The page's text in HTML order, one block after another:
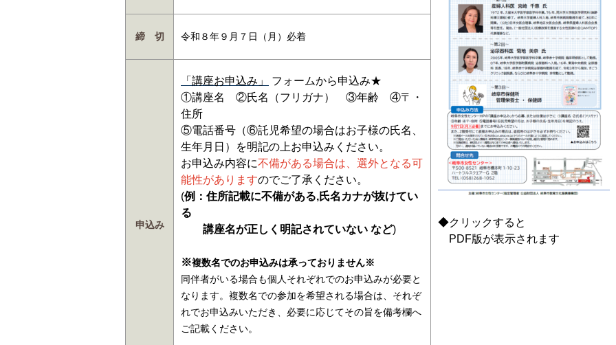
◆クリックすると
PDF版が表示されます
締 切 令和８年９月７日（月）必着
申込み
「講座お申込み」
フォームから申込み★
①講座名 ②氏名（フリガナ） ③年齢 ④〒・
住所
⑤電話番号（⑥託児希望の場合はお子様の氏名、
生年月日）を明記の上お申込みください。
お申込み内容に不備がある場合は、選外となる可
能性がありますのでご了承ください。
(例：住所記載に不備がある,氏名カナが抜けてい
る
講座名が正しく明記されていない など)
※複数名でのお申込みは承っておりません※
同伴者がいる場合も個人それぞれでのお申込みが必要と
なります。複数名での参加を希望される場合は、それぞ
れでお申込みいただき、必要に応じてその旨を備考欄へ
ご記載ください。